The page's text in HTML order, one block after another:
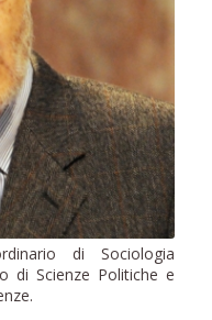
di Sociologia
di Scienze Politiche e